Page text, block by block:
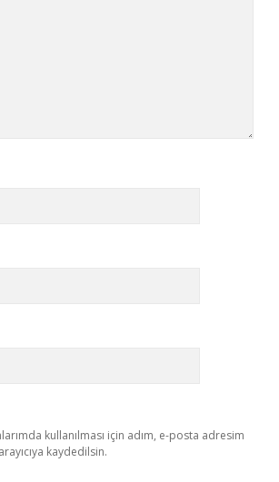
kullanılması için adım, e-posta adresim
kaydedilsin.